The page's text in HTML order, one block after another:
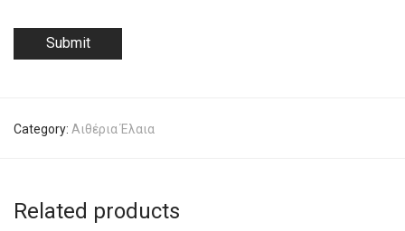
Category: Αιθέρια Έλαια
Related products